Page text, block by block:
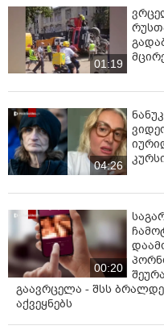
01:19
04:26
00:20
გაავრცელა - შსს
აქვეყნებს